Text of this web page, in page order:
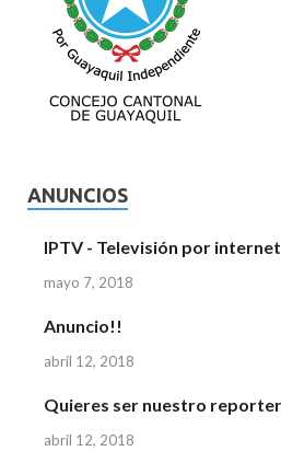
ANUNCIOS
IPTV - Televisión por internet
mayo 7, 2018
Anuncio!!
abril 12, 2018
Quieres ser nuestro
abril 12, 2018